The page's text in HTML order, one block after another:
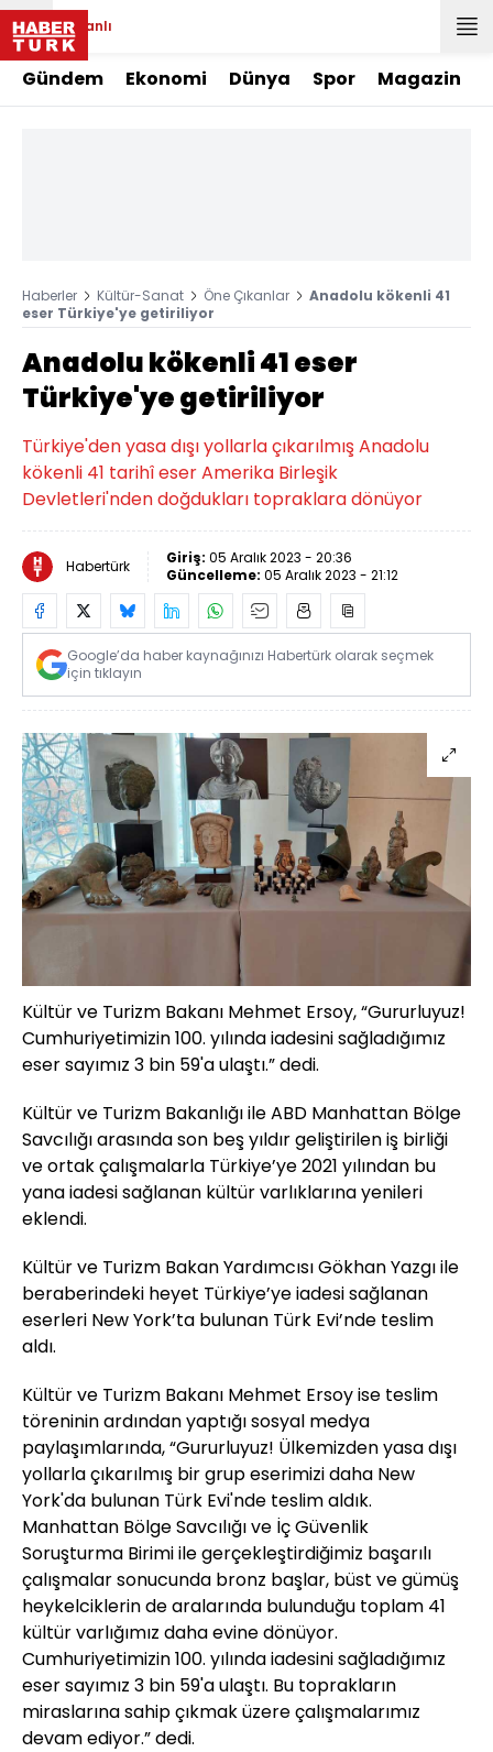
Canlı
Gündem Ekonomi Dünya Spor Magazin
Haberler Kültür-Sanat Öne Çıkanlar
Anadolu kökenli 41
eser Türkiye'ye getiriliyor
Anadolu kökenli 41 eser
Türkiye'ye getiriliyor
Türkiye'den yasa dışı yollarla çıkarılmış Anadolu
kökenli 41 tarihî eser Amerika Birleşik
Devletleri'nden doğdukları topraklara dönüyor
Habertürk Giriş: 05 Aralık 2023 - 20:36
Güncelleme: 05 Aralık 2023 - 21:12
Google’da haber kaynağınızı Habertürk olarak seçmek
için tıklayın
Kültür ve Turizm Bakanı Mehmet Ersoy, “Gururluyuz!
Cumhuriyetimizin 100. yılında iadesini sağladığımız
eser sayımız 3 bin 59'a ulaştı.” dedi.
Kültür ve Turizm Bakanlığı ile ABD Manhattan Bölge
Savcılığı arasında son beş yıldır geliştirilen iş birliği
ve ortak çalışmalarla Türkiye’ye 2021 yılından bu
yana iadesi sağlanan kültür varlıklarına yenileri
eklendi.
Kültür ve Turizm Bakan Yardımcısı Gökhan Yazgı ile
beraberindeki heyet Türkiye’ye iadesi sağlanan
eserleri New York’ta bulunan Türk Evi’nde teslim
aldı.
Kültür ve Turizm Bakanı Mehmet Ersoy ise teslim
töreninin ardından yaptığı sosyal medya
paylaşımlarında, “Gururluyuz! Ülkemizden yasa dışı
yollarla çıkarılmış bir grup eserimizi daha New
York'da bulunan Türk Evi'nde teslim aldık.
Manhattan Bölge Savcılığı ve İç Güvenlik
Soruşturma Birimi ile gerçekleştirdiğimiz başarılı
çalışmalar sonucunda bronz başlar, büst ve gümüş
heykelciklerin de aralarında bulunduğu toplam 41
kültür varlığımız daha evine dönüyor.
Cumhuriyetimizin 100. yılında iadesini sağladığımız
eser sayımız 3 bin 59'a ulaştı. Bu toprakların
miraslarına sahip çıkmak üzere çalışmalarımız
devam ediyor.” dedi.